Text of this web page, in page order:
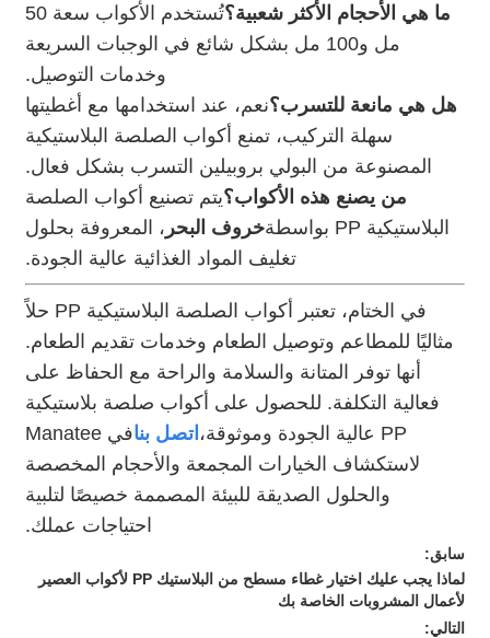
ما هي الأحجام الأكثر شعبية؟
تُستخدم الأكواب سعة 50
مل و100 مل بشكل شائع في الوجبات السريعة
وخدمات التوصيل.
هل هي مانعة للتسرب؟نعم، عند استخدامها مع أغطيتها
سهلة التركيب، تمنع أكواب الصلصة البلاستيكية
المصنوعة من البولي بروبيلين التسرب بشكل فعال.
من يصنع هذه الأكواب؟يتم تصنيع أكواب الصلصة
البلاستيكية PP بواسطة
خروف البحر ، المعروفة بحلول
تغليف المواد الغذائية عالية الجودة.
في الختام، تعتبر أكواب الصلصة البلاستيكية PP حلاً
مثاليًا للمطاعم وتوصيل الطعام وخدمات تقديم الطعام.
أنها توفر المتانة والسلامة والراحة مع الحفاظ على
فعالية التكلفة. للحصول على أكواب صلصة بلاستيكية
PP عالية الجودة وموثوقة،
اتصل بنا
في Manatee
لاستكشاف الخيارات المجمعة والأحجام المخصصة
والحلول الصديقة للبيئة المصممة خصيصًا لتلبية
احتياجات عملك.
سابق:
لماذا يجب عليك اختيار غطاء مسطح من البلاستيك PP لأكواب العصير
لأعمال المشروبات الخاصة بك
التالي: